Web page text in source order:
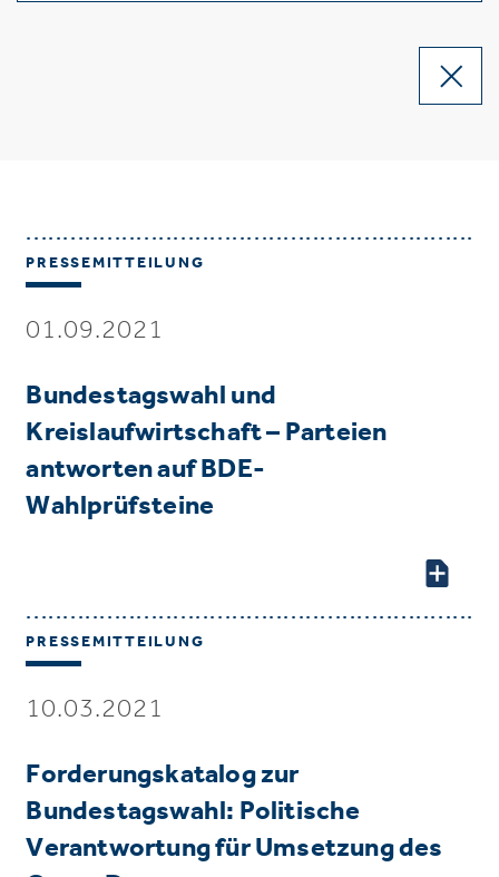
PRESSEMITTEILUNG
01.09.2021
Bundestagswahl und
Kreislaufwirtschaft – Parteien
antworten auf BDE-
Wahlprüfsteine
PRESSEMITTEILUNG
10.03.2021
Forderungskatalog zur
Bundestagswahl: Politische
Verantwortung für Umsetzung des